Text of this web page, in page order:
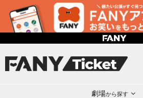
劇場から探す